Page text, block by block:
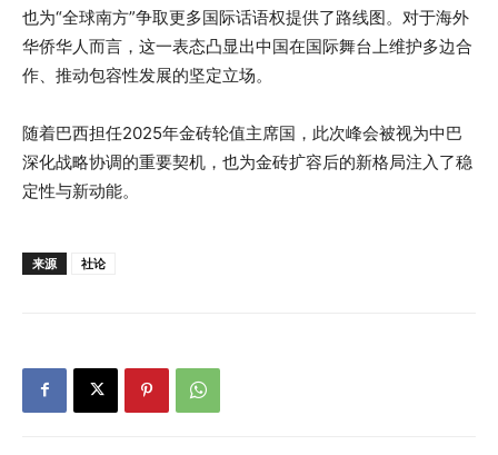
也为“全球南方”争取更多国际话语权提供了路线图。对于海外
华侨华人而言，这一表态凸显出中国在国际舞台上维护多边合
作、推动包容性发展的坚定立场。
随着巴西担任2025年金砖轮值主席国，此次峰会被视为中巴
深化战略协调的重要契机，也为金砖扩容后的新格局注入了稳
定性与新动能。
来源 社论